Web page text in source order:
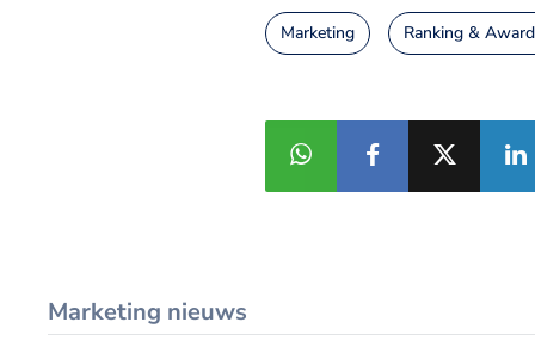
Marketing Ranking &
Marketing nieuws